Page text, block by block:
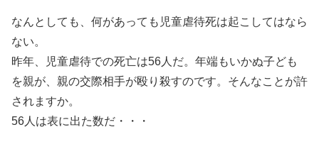
なんとしても、何があっても児童虐待死は起こしてはなら
ない。
昨年、児童虐待での死亡は56人だ。年端もいかぬ子ども
を親が、親の交際相手が殴り殺すのです。そんなことが許
されますか。
56人は表に出た数だ・・・